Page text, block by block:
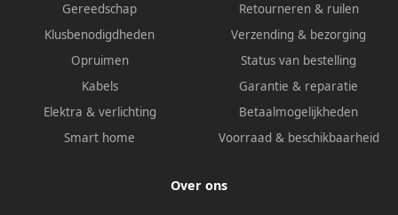
Gereedschap
Klusbenodigdheden
Opruimen
Kabels
Elektra & verlichting
Smart home
Retourneren & ruilen
Verzending & bezorging
Status van bestelling
Garantie & reparatie
Betaalmogelijkheden
Voorraad & beschikbaarheid
Over ons